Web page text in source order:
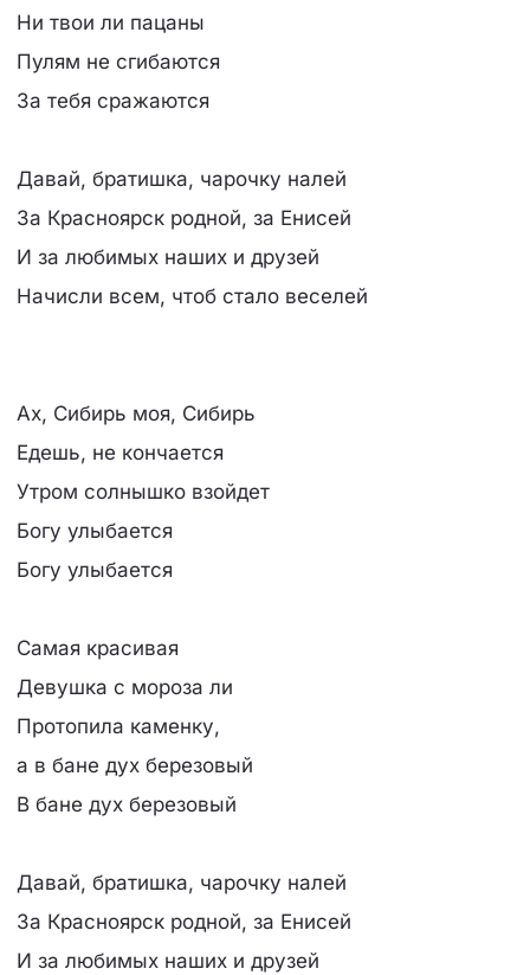
Ни твои ли пацаны
Пулям не сгибаются
За тебя сражаются
Давай, братишка, чарочку налей
За Красноярск родной, за Енисей
И за любимых наших и друзей
Начисли всем, чтоб стало веселей
Ах, Сибирь моя, Сибирь
Едешь, не кончается
Утром солнышко взойдет
Богу улыбается
Богу улыбается
Самая красивая
Девушка с мороза ли
Протопила каменку,
а в бане дух березовый
В бане дух березовый
Давай, братишка, чарочку налей
За Красноярск родной, за Енисей
И за любимых наших и друзей